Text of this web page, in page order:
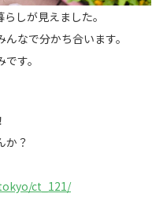
しが見えました。
なで分かち合います。
す。
か？
ct_121/